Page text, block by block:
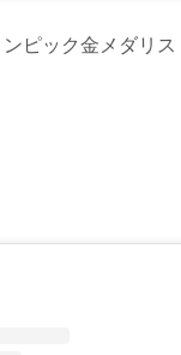
ピック金メダリ